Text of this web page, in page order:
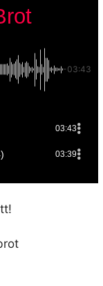
-03:43
03:43
03:39